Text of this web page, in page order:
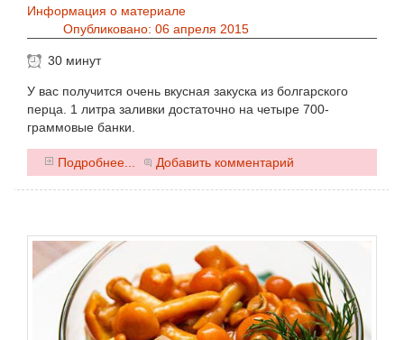
Информация о материале
Опубликовано: 06 апреля 2015
30 минут
У вас получится очень вкусная закуска из болгарского
перца. 1 литра заливки достаточно на четыре 700-
граммовые банки.
Подробнее... Добавить комментарий